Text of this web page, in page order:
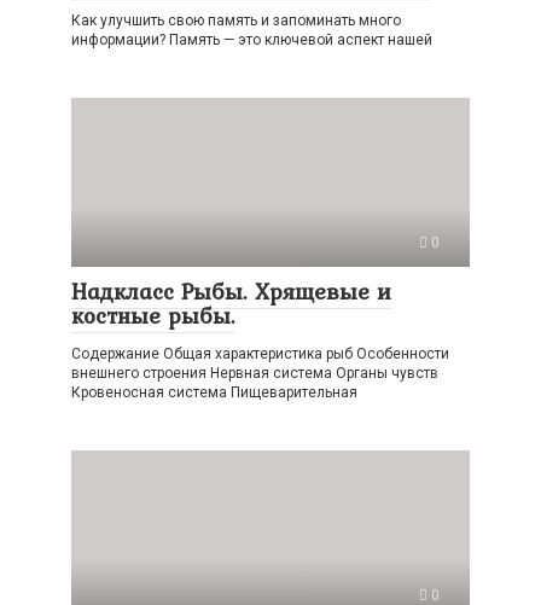
Как улучшить свою память и запоминать много
информации? Память — это ключевой аспект нашей
0
Надкласс Рыбы. Хрящевые и
костные рыбы.
Содержание Общая характеристика рыб Особенности
внешнего строения Нервная система Органы чувств
Кровеносная система Пищеварительная
0